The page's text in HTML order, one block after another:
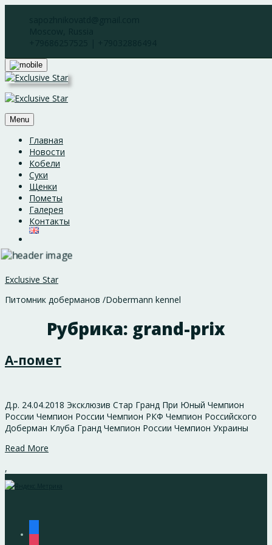
Menu
Главная
Новости
Кобели
Суки
Щенки
Пометы
Галерея
Контакты
Exclusive Star
Питомник доберманов /Dobermann kennel
Рубрика: grand-prix
А-помет
Д.р. 24.04.2018 Эксклюзив Стар Гранд При Юный Чемпион
России Чемпион России Чемпион РКФ Чемпион Российского
Доберман Клуба Гранд Чемпион России Чемпион Украины
Read More
,